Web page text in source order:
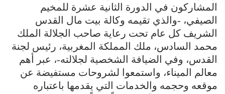
المشاركون في الدورة الثانية عشرة للمخيم
الصيفي، -والذي تقيمه وكالة بيت مال القدس
الشريف كل عام تحت رعاية صاحب الجلالة الملك
محمد السادس، ملك المملكة المغربية، رئيس لجنة
القدس، وفي الضيافة الشخصية لجلالته-، عبر أهم
معالم الميناء، واستمعوا لشروحات مستفيضة عن
موقعه وحجمه والخدمات التي يقدمها باعتباره